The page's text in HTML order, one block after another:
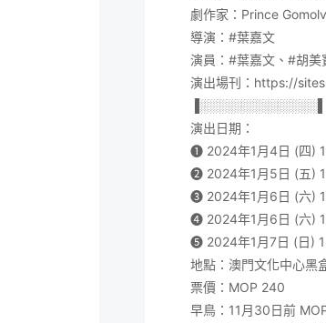
劇作家：Prince
導演：#葉嘉文
演員： #葉嘉文 、 #胡美
演出場刊： https://
▐░░░░░░░░░░░░░▌
演出日期：
➊ 2024年1月4日 (四)
➋ 2024年1月5日 (五)
➌ 2024年1月6日 (六)
➍ 2024年1月6日 (六)
➎ 2024年1月7日 (日)
地點：澳門文化中心黑
票價：MOP 240
早鳥：11月30日前